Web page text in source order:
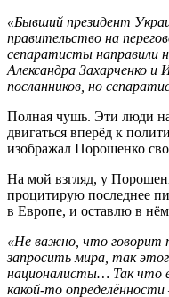
«Бывший президент
правительство на
сепаратисты направили
Александра Захарченко и
посланников, но
Полная чушь. Эти люди
двигаться вперёд к
изображал Порошенко
На мой взгляд, у
процитирую последнее
в Европе, и оставлю в нём
«Не важно, что говорит
запросить мира, так
националисты… Так что
какой-то определённости